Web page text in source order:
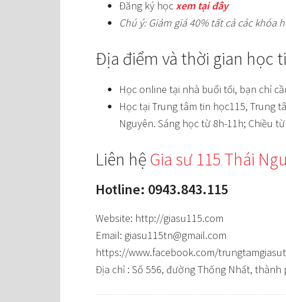
Đăng ký họcxem tại đây
Chú ý: Giảm giá 40% tất cả các khóa
Địa điểm và thời gian học
Học online tại nhà buổi tối, bạn chỉ
Học tại Trung tâm tin học115, Trung
Nguyên. Sáng học từ 8h-11h; Chiều
Liên hệGia sư 115 Thái
Hotline: 0943.843.115
Website: http://giasu115.com
Email: giasu115tn@gmail.com
https://www.facebook.com/
Địa chỉ : Số 556, đường Thống Nhất, thành